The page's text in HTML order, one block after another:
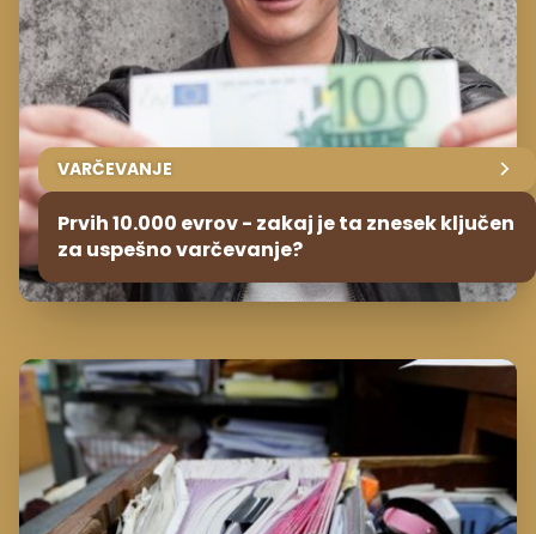
VARČEVANJE
Prvih 10.000 evrov - zakaj je ta znesek ključen
za uspešno varčevanje?